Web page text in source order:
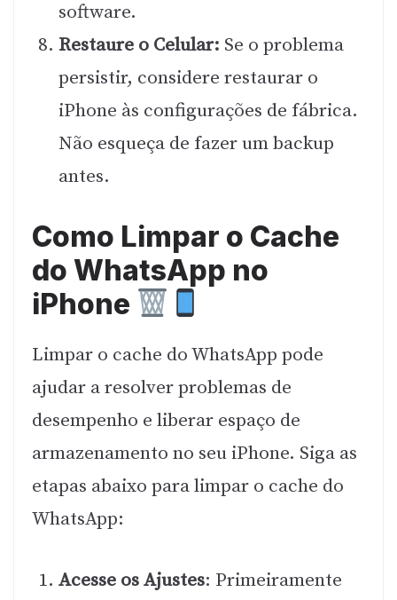
software.
Restaure o Celular: Se o problema
persistir, considere restaurar o
iPhone às configurações de fábrica.
Não esqueça de fazer um backup
antes.
Como Limpar o Cache
do WhatsApp no
iPhone
Limpar o cache do WhatsApp pode
ajudar a resolver problemas de
desempenho e liberar espaço de
armazenamento no seu iPhone. Siga as
etapas abaixo para limpar o cache do
WhatsApp:
Acesse os Ajustes: Primeiramente